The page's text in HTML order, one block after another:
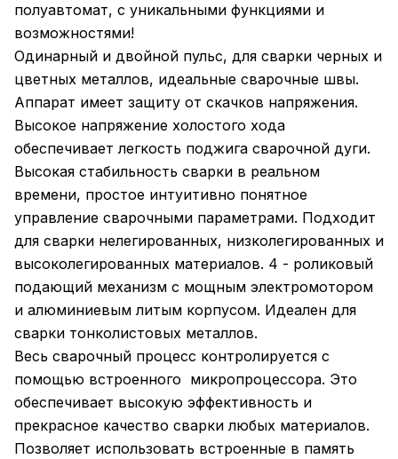
полуавтомат, с уникальными функциями и
возможностями!
Одинарный и двойной пульс, для сварки черных и
цветных металлов, идеальные сварочные швы.
Аппарат имеет защиту от скачков напряжения.
Высокое напряжение холостого хода
обеспечивает легкость поджига сварочной дуги.
Высокая стабильность сварки в реальном
времени, простое интуитивно понятное
управление сварочными параметрами. Подходит
для сварки нелегированных, низколегированных и
высоколегированных материалов. 4 - роликовый
подающий механизм с мощным электромотором
и алюминиевым литым корпусом. Идеален для
сварки тонколистовых металлов.
Весь сварочный процесс контролируется с
помощью встроенного микропроцессора. Это
обеспечивает высокую эффективность и
прекрасное качество сварки любых материалов.
Позволяет использовать встроенные в память